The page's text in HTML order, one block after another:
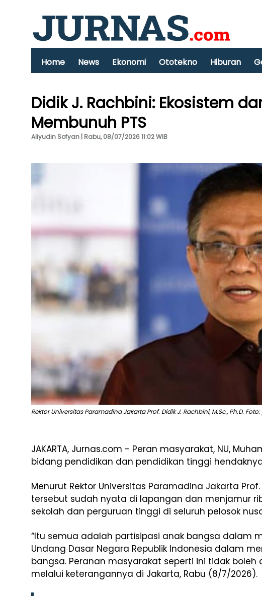
Home News Ekonomi Ototekno Hiburan
Didik J. Rachbini: Ekosistem
Membunuh PTS
Aliyudin Sofyan | Rabu, 08/07/2026 11:02 WIB
Rektor Universitas Paramadina Jakarta Prof. Didik J. Rachbini, M.Sc., Ph.D.
JAKARTA, Jurnas.com - Peran masyarakat, NU,
bidang pendidikan dan pendidikan tinggi
Menurut Rektor Universitas Paramadina Jakarta Prof.
tersebut sudah nyata di lapangan dan menjamur
sekolah dan perguruan tinggi di seluruh pelosok
“Itu semua adalah partisipasi anak bangsa dalam
Undang Dasar Negara Republik Indonesia dalam
bangsa. Peranan masyarakat seperti ini tidak boleh
melalui keterangannya di Jakarta, Rabu (8/7/2026).